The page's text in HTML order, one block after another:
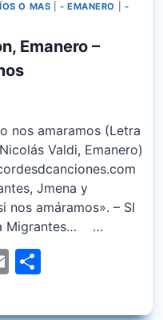
O MAS - EMANERO
-
Emanero –
nos amaramos (Letra
Valdi, Emanero)
Jmena y
nos amáramos». – SI
…
Email